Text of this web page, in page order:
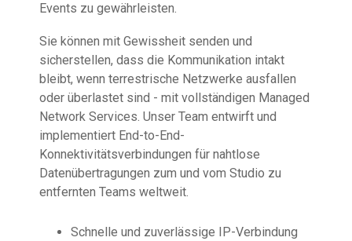
Events zu gewährleisten.
Sie können mit Gewissheit senden und
sicherstellen, dass die Kommunikation intakt
bleibt, wenn terrestrische Netzwerke ausfallen
oder überlastet sind - mit vollständigen Managed
Network Services. Unser Team entwirft und
implementiert End-to-End-
Konnektivitätsverbindungen für nahtlose
Datenübertragungen zum und vom Studio zu
entfernten Teams weltweit.
Schnelle und zuverlässige IP-Verbindung